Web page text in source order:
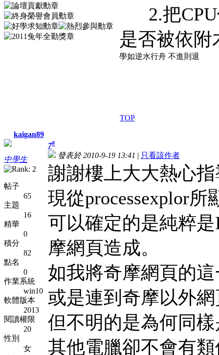
2.把CPU
是否被依附
學如逆水行舟 不進則退
TOP
kaigan89
中學生
帖子
65
主題
16
精華
0
積分
82
點名
0
作業系統
win10
軟體版本
2013
閱讀權限
20
性別
女
7#
發表於 2010-9-19 13:41 | 只看該作者
謝謝樓上大大熱心
現從processexplor所
可以確定的是純粹
摩網頁造成。
如我將奇摩網頁的
或是連到奇摩以外
但不明的是為何同
其他電臘卻不會有